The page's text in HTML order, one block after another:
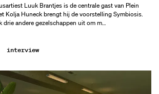
Luuk Brantjes is de centrale gast van Plein
Kolja Huneck brengt hij de voorstelling Symbiosis.
drie andere gezelschappen uit om m…
interview